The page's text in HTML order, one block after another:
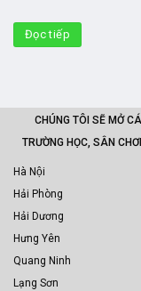
Đọc tiếp
CHÚNG TÔI SẼ MỞ
TRƯỜNG HỌC, SÂN
Hà Nội
Hải Phòng
Hải Dương
Hưng Yên
Quang Ninh
Lạng Sơn